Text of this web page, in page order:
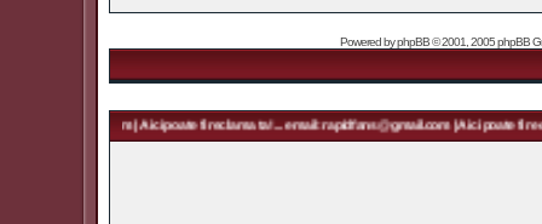
Powered byphpBB© 2001, 2005 phpBB
| Aici poate fi reclama ta! ... email: rapidfans@gmail.com | Aici poate fi